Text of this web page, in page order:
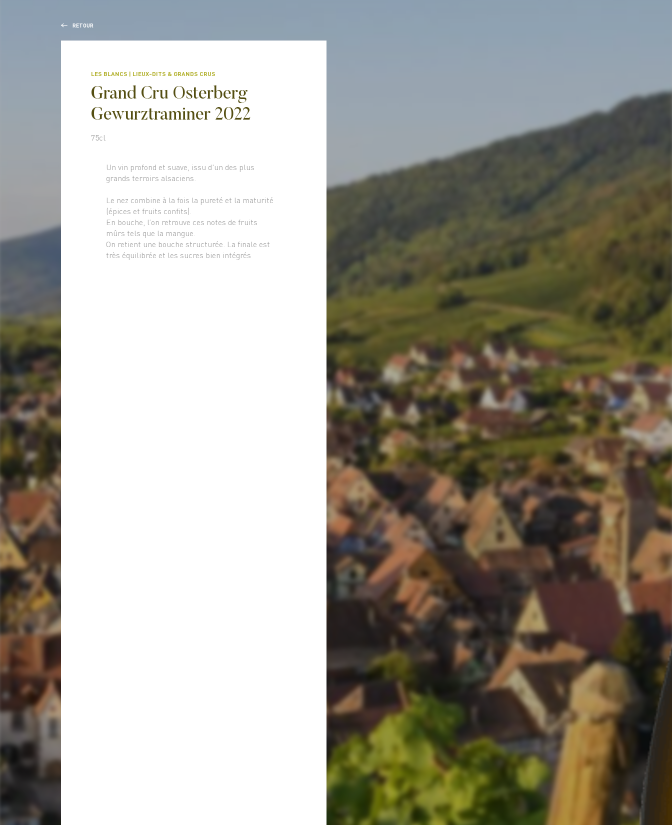
RETOUR
LES BLANCS LIEUX-DITS & GRANDS CRUS
Grand Cru Osterberg
Gewurztraminer 2022
75cl
Un vin profond et suave, issu d'un des plus
grands terroirs alsaciens.
Le nez combine à la fois la pureté et la maturité
(épices et fruits confits).
En bouche, l’on retrouve ces notes de fruits
mûrs tels que la mangue.
On retient une bouche structurée. La finale est
très équilibrée et les sucres bien intégrés